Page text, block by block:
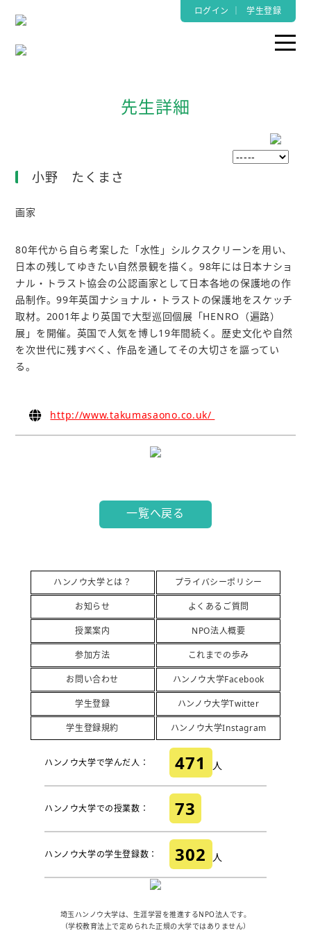
ログイン 学生登録
先生詳細
小野 たくまさ
画家
80年代から自ら考案した「水性」シルクスクリーンを用い、
日本の残してゆきたい自然景観を描く。98年には日本ナショ
ナル・トラスト協会の公認画家として日本各地の保護地の作
品制作。99年英国ナショナル・トラストの保護地をスケッチ
取材。2001年より英国で大型巡回個展「HENRO（遍路）
展」を開催。英国で人気を博し19年間続く。歴史文化や自然
を次世代に残すべく、作品を通してその大切さを謳ってい
る。
http://www.takumasaono.co.uk/
一覧へ戻る
ハンノウ大学とは？
お知らせ
授業案内
参加方法
お問い合わせ
学生登録
学生登録規約
プライバシーポリシー
よくあるご質問
NPO法人概要
これまでの歩み
ハンノウ大学Facebook
ハンノウ大学Twitter
ハンノウ大学Instagram
ハンノウ大学で学んだ人： 471 人
ハンノウ大学での授業数： 73
ハンノウ大学の学生登録数： 302 人
埼玉ハンノウ大学は、生涯学習を推進するNPO法人です。
（学校教育法上で定められた正規の大学ではありません）